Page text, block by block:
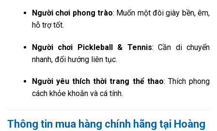
Người chơi phong trào: Muốn một đôi giày bền, êm,
hỗ trợ tốt.
Người chơi Pickleball & Tennis: Cần di chuyển
nhanh, đổi hướng liên tục.
Người yêu thích thời trang thể thao: Thích phong
cách khỏe khoắn và cá tính.
Thông tin mua hàng chính hãng tại Hoàng